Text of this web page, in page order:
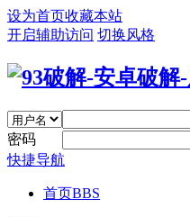
设为首页收藏本站
开启辅助访问 切换风格
密码
快捷导航
首页BBS